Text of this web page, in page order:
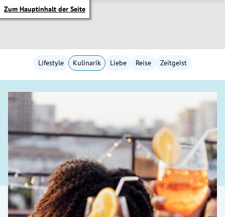
Zum Hauptinhalt der Seite
Untermenü
Lifestyle Kulinarik Liebe Reise Zeitgeist